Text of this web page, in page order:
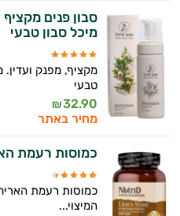
סבון פנים מקציף
מיכל סבון טבעי
מקציף, מפנק
טבעי
32.90
₪
מחיר באתר
כמוסות רעמת
כמוסות רעמת האריה
המיצוי...